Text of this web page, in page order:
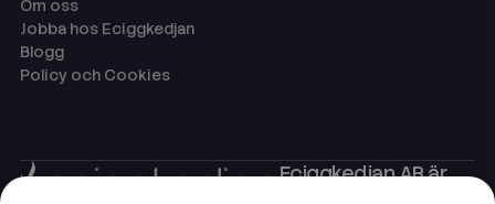
Om oss
Jobba hos Eciggkedjan
Blogg
Policy och Cookies
Eciggkedjan AB är